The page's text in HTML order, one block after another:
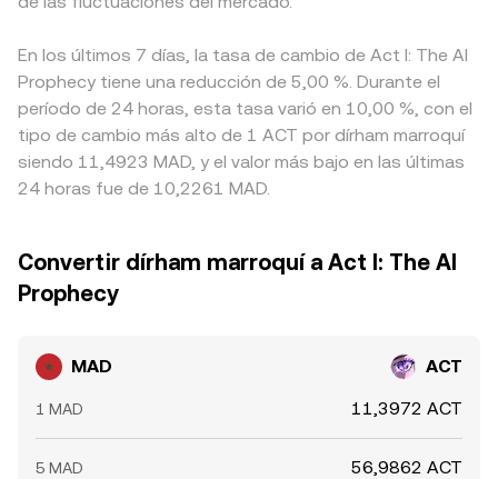
En los últimos 7 días, la tasa de cambio de Act I: The AI
Prophecy tiene una reducción de 5,00 %. Durante el
período de 24 horas, esta tasa varió en 10,00 %, con el
tipo de cambio más alto de 1 ACT por dírham marroquí
siendo 11,4923 MAD, y el valor más bajo en las últimas
24 horas fue de 10,2261 MAD.
Convertir dírham marroquí a Act I: The AI
Prophecy
MAD ACT
1 MAD 11,3972 ACT
5 MAD 56,9862 ACT